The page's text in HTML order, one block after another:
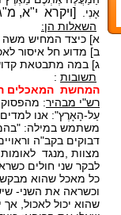
אָנִי.
[ויקרא י"א,
השאלות הן:
א] כיצד המחיש משה
ב] מדוע חל איסור
ג] במה מתבטאת
תשובות :
המחשת המאכלים
רש"י מבהיר:
עַל-הָאָרֶץ": אנו
משתמש במילה:
דבוקים בקב"ה
מצוות ,מנגד
לבקר שני חולים
כל מאכל שהוא מבקש.
וכשראה את השני-
שהוא יכול לאכול,